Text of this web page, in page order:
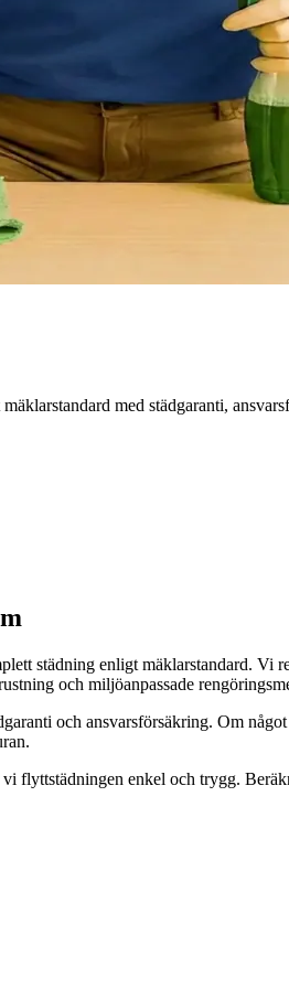
med städgaranti,
städning enligt mäklarstandard. Vi
och miljöanpassade
och ansvarsförsäkring. Om
flyttstädningen enkel och trygg.